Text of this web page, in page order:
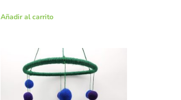
Añadir al carrito